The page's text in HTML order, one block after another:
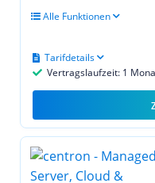
Alle Funktionen
Vertragslaufzeit: 1
Tarifdetails